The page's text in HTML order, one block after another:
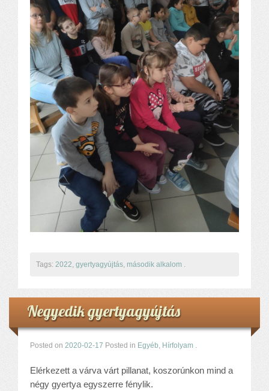
Tags: 2022, gyertyagyújtás, második alkalom .
Negyedik gyertyagyújtás
Posted on 2020-02-17 Posted in Egyéb, Hírfolyam .
Elérkezett a várva várt pillanat, koszorúnkon mind a
négy gyertya egyszerre fénylik.